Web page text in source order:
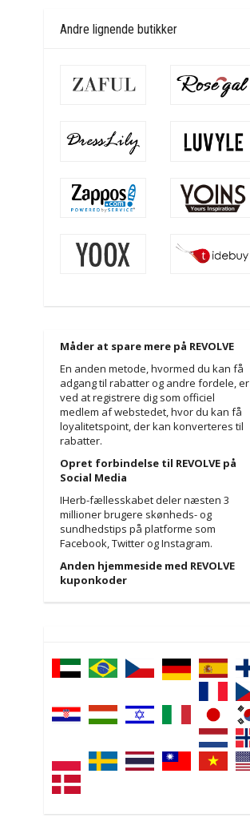
Andre lignende butikker
Måder at spare mere på REVOLVE
En anden metode, hvormed du kan få
adgang til rabatter og andre fordele, er
ved at registrere dig som officiel
medlem af webstedet, hvor du kan få
loyalitetspoint, der kan konverteres til
rabatter.
Opret forbindelse til REVOLVE på
Social Media
IHerb-fællesskabet deler næsten 3
millioner brugere skønheds- og
sundhedstips på platforme som
Facebook, Twitter og Instagram.
Anden hjemmeside med REVOLVE
kuponkoder